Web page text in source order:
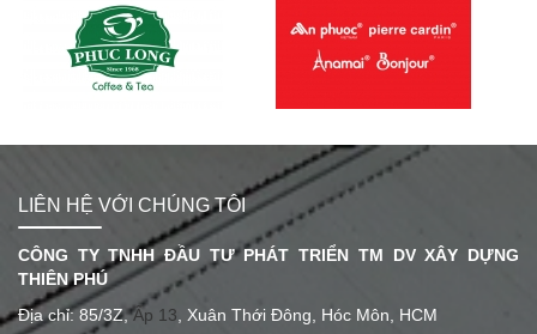
LIÊN HỆ VỚI CHÚNG TÔI
CÔNG TY TNHH ĐẦU TƯ PHÁT TRIỂN TM DV XÂY DỰNG
THIÊN PHÚ
Địa chỉ: 85/3Z,Ấp 13 , Xuân Thới Đông, Hóc Môn, HCM